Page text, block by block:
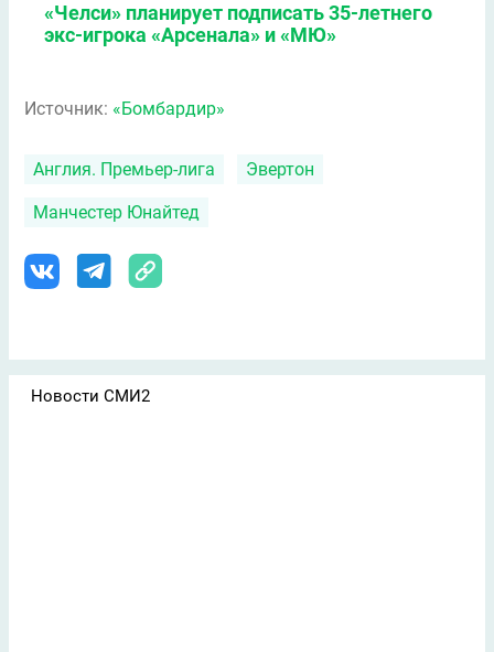
«Челси» планирует подписать 35-летнего
экс-игрока «Арсенала» и «МЮ»
Источник: «Бомбардир»
Англия. Премьер-лига Эвертон
Манчестер Юнайтед
Новости СМИ2